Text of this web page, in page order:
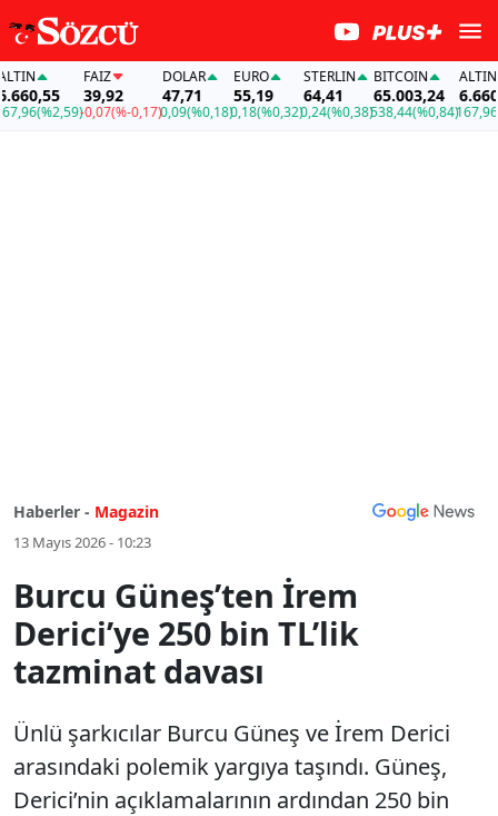
(%2,59)
39,92
-0,07(%-0,17)
DOLAR
47,71
0,09(%0,18)
EURO
55,19
0,18(%0,32)
STERLIN
64,41
0,24(%0,38)
BITCOIN
65.003,24
538,44(%0,84)
ALTIN
6.660,55
167,96
Haberler - Magazin
13 Mayıs 2026 - 10:23
Burcu Güneş’ten İrem
Derici’ye 250 bin TL’lik
tazminat davası
Ünlü şarkıcılar Burcu Güneş ve İrem Derici
arasındaki polemik yargıya taşındı. Güneş,
Derici’nin açıklamalarının ardından 250 bin